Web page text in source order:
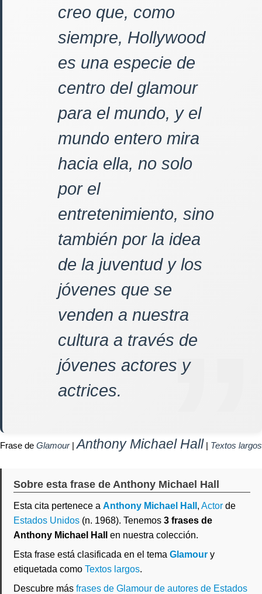
creo que, como
siempre, Hollywood
es una especie de
centro del glamour
para el mundo, y el
mundo entero mira
hacia ella, no solo
por el
entretenimiento, sino
también por la idea
de la juventud y los
jóvenes que se
venden a nuestra
cultura a través de
jóvenes actores y
actrices.
Frase de Glamour|Anthony Michael Hall | Textos largos
Sobre esta frase de Anthony Michael Hall
Esta cita pertenece a Anthony Michael Hall , Actor de
Estados Unidos (n. 1968). Tenemos 3 frases de
Anthony Michael Hall
en nuestra colección.
Esta frase está clasificada en el tema Glamour y
etiquetada como Textos largos.
Descubre más frases de Glamour de autores de Estados